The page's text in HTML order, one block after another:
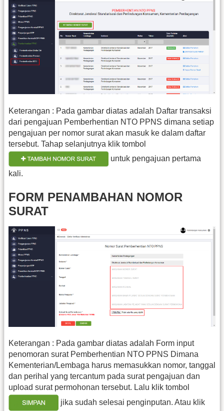
Keterangan : Pada gambar diatas adalah Daftar transaksi
dari pengajuan Pemberhentian NTO PPNS dimana setiap
pengajuan per nomor surat akan masuk ke dalam daftar
tersebut. Tahap selanjutnya klik tombol
untuk pengajuan pertama
kali.
FORM PENAMBAHAN NOMOR
SURAT
Keterangan : Pada gambar diatas adalah Form input
penomoran surat Pemberhentian NTO PPNS Dimana
Kementerian/Lembaga harus memasukkan nomor, tanggal
dan perihal yang tercantum pada surat pengajuan dan
upload surat permohonan tersebut. Lalu klik tombol
jika sudah selesai penginputan. Atau klik